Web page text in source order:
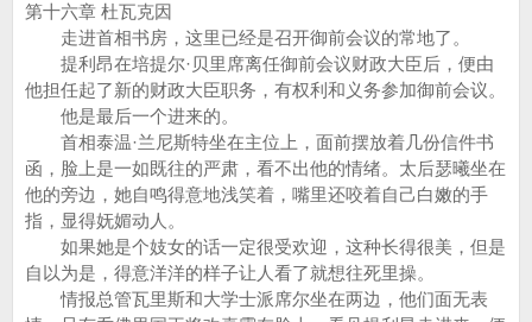
第十六章 杜瓦克因
走进首相书房，这里已经是召开御前会议的常地了。
提利昂在培提尔·贝里席离任御前会议财政大臣后，便由
他担任起了新的财政大臣职务，有权利和义务参加御前会议。
他是最后一个进来的。
首相泰温·兰尼斯特坐在主位上，面前摆放着几份信件书
函，脸上是一如既往的严肃，看不出他的情绪。太后瑟曦坐在
他的旁边，她自鸣得意地浅笑着，嘴里还咬着自己白嫩的手
指，显得妩媚动人。
如果她是个妓女的话一定很受欢迎，这种长得很美，但是
自以为是，得意洋洋的样子让人看了就想往死里操。
情报总管瓦里斯和大学士派席尔坐在两边，他们面无表